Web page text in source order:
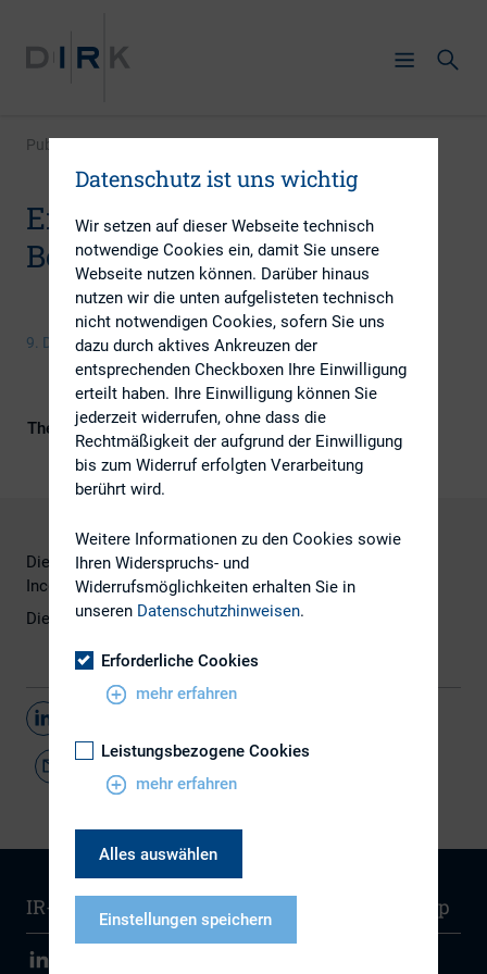
Publikation
Emissionsprozess Corporate
Bond
9. Dezember 2014
Themengebiet Investoren
Diese Präsentation wurde im Rahmen des DIRK-Fixed
Income Roundtable gehalten.
Die Präsentation finden Siehier.
IR-Wissen Kontakt Sitemap
Datenschutz ist uns wichtig
Wir setzen auf dieser Webseite technisch
notwendige Cookies ein, damit Sie unsere
Webseite nutzen können. Darüber hinaus
nutzen wir die unten aufgelisteten technisch
nicht notwendigen Cookies, sofern Sie uns
dazu durch aktives Ankreuzen der
entsprechenden Checkboxen Ihre Einwilligung
erteilt haben. Ihre Einwilligung können Sie
jederzeit widerrufen, ohne dass die
Rechtmäßigkeit der aufgrund der Einwilligung
bis zum Widerruf erfolgten Verarbeitung
berührt wird.
Weitere Informationen zu den Cookies sowie
Ihren Widerspruchs- und
Widerrufsmöglichkeiten erhalten Sie in
unseren Datenschutzhinweisen.
Erforderliche Cookies
mehr erfahren
Leistungsbezogene Cookies
mehr erfahren
Alles auswählen
Einstellungen speichern